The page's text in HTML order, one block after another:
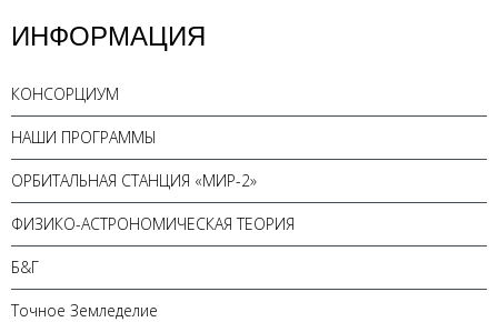
ИНФОРМАЦИЯ
КОНСОРЦИУМ
НАШИ ПРОГРАММЫ
ОРБИТАЛЬНАЯ СТАНЦИЯ «МИР-2»
ФИЗИКО-АСТРОНОМИЧЕСКАЯ ТЕОРИЯ
Б&Г
Точное Земледелие